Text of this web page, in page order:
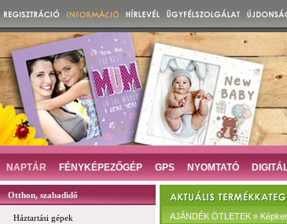
NAPTÁR FÉNYKÉPEZŐGÉP GPS NYOMTATÓ
Otthon, szabadidő
Háztartási gépek
AJÁNDÉK ÖTLETEK »